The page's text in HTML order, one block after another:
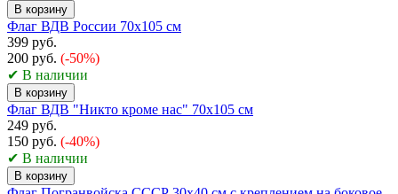
В корзину
Флаг ВДВ России 70х105 см
399 руб.
200 руб. (-50%)
✔ В наличии
В корзину
Флаг ВДВ "Никто кроме нас" 70х105 см
249 руб.
150 руб. (-40%)
✔ В наличии
В корзину